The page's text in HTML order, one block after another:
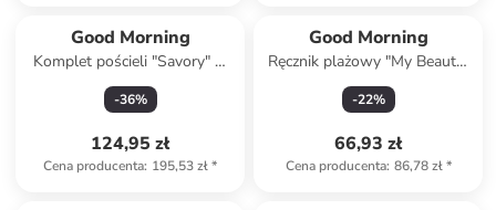
Good Morning
Komplet pościeli "Savory" w
kolorze zielonym ze wzorem
-36%
124,95 zł
Cena producenta: 195,53 zł*
Good Morning
Ręcznik plażowy "My Beauty"
w kolorze niebieskim
-22%
66,93 zł
Cena producenta: 86,78 zł*